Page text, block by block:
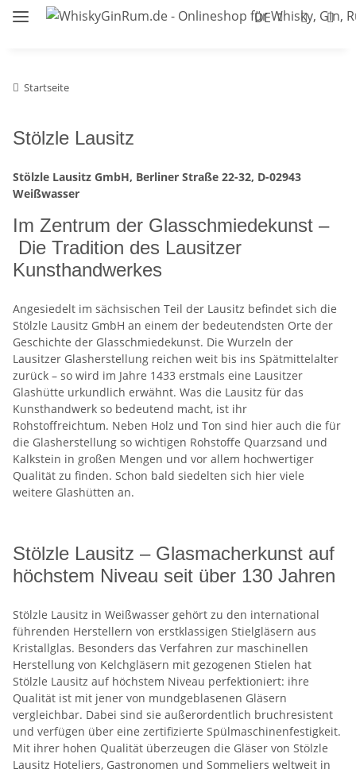
DE
Startseite
Stölzle Lausitz
Stölzle Lausitz GmbH, Berliner Straße 22-32, D-02943
Weißwasser
Im Zentrum der Glasschmiedekunst –
Die Tradition des Lausitzer
Kunsthandwerkes
Angesiedelt im sächsischen Teil der Lausitz befindet sich die
Stölzle Lausitz GmbH an einem der bedeutendsten Orte der
Geschichte der Glasschmiedekunst. Die Wurzeln der
Lausitzer Glasherstellung reichen weit bis ins Spätmittelalter
zurück – so wird im Jahre 1433 erstmals eine Lausitzer
Glashütte urkundlich erwähnt. Was die Lausitz für das
Kunsthandwerk so bedeutend macht, ist ihr
Rohstoffreichtum. Neben Holz und Ton sind hier auch die für
die Glasherstellung so wichtigen Rohstoffe Quarzsand und
Kalkstein in großen Mengen und vor allem hochwertiger
Qualität zu finden. Schon bald siedelten sich hier viele
weitere Glashütten an.
Stölzle Lausitz – Glasmacherkunst auf
höchstem Niveau seit über 130 Jahren
Stölzle Lausitz in Weißwasser gehört zu den international
führenden Herstellern von erstklassigen Stielgläsern aus
Kristallglas. Besonders das Verfahren zur maschinellen
Herstellung von Kelchgläsern mit gezogenen Stielen hat
Stölzle Lausitz auf höchstem Niveau perfektioniert: ihre
Qualität ist mit jener von mundgeblasenen Gläsern
vergleichbar. Dabei sind sie außerordentlich bruchresistent
und verfügen über eine zertifizierte Spülmaschinenfestigkeit.
Mit ihrer hohen Qualität überzeugen die Gläser von Stölzle
Lausitz Hoteliers, Gastronomen und Sommeliers weltweit in